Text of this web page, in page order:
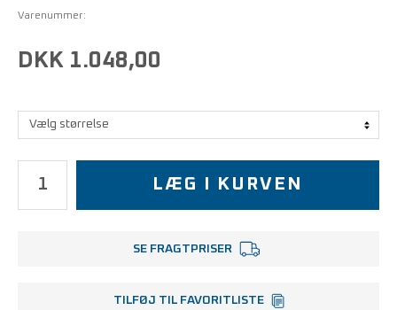
Varenummer:
DKK 1.048,00
LÆG I KURVEN
SE FRAGTPRISER
TILFØJ TIL FAVORITLISTE